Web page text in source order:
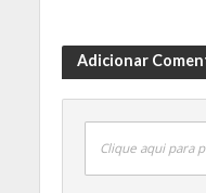
Adicionar
Clique aqui para